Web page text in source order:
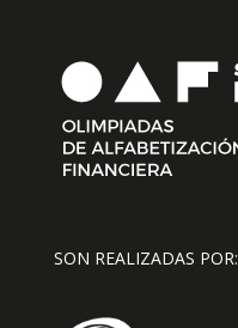
SON REALIZADAS POR: